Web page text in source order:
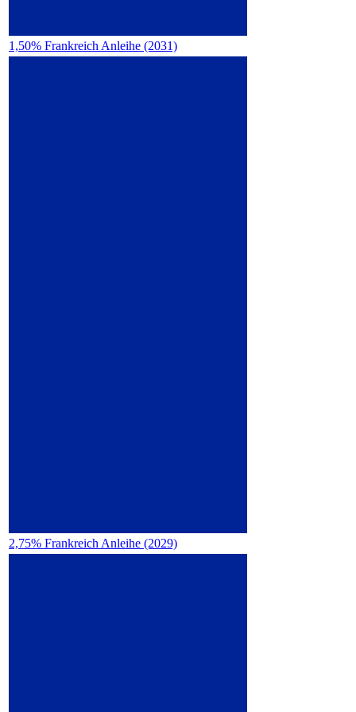
1,50% Frankreich Anleihe (2031)
2,75% Frankreich Anleihe (2029)